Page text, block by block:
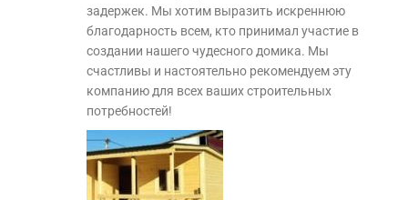
задержек. Мы хотим выразить искреннюю
благодарность всем, кто принимал участие в
создании нашего чудесного домика. Мы
счастливы и настоятельно рекомендуем эту
компанию для всех ваших строительных
потребностей!